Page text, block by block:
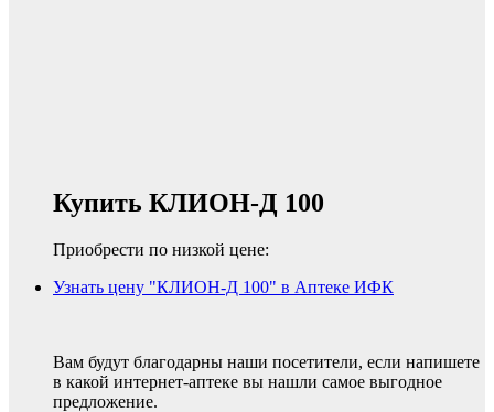
Купить КЛИОН-Д 100
Приобрести по низкой цене:
Узнать цену "КЛИОН-Д 100" в Аптеке ИФК
Вам будут благодарны наши посетители, если напишете
в какой интернет-аптеке вы нашли самое выгодное
предложение.